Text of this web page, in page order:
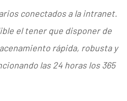
conectados a la intranet.
el tener que disponer de
rápida, robusta y
las 24 horas los 365